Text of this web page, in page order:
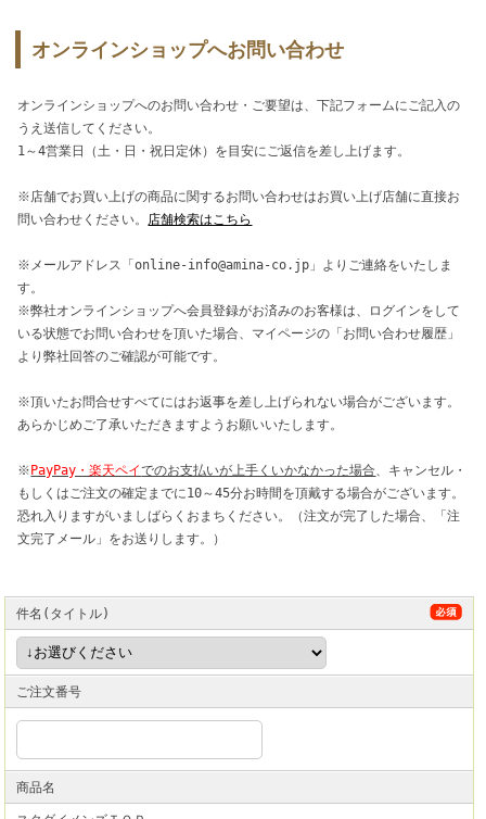
オンラインショップへお問い合わせ
オンラインショップへのお問い合わせ・ご要望は、下記フォームにご記入の
うえ送信してください。
1～4営業日（土・日・祝日定休）を目安にご返信を差し上げます。
※店舗でお買い上げの商品に関するお問い合わせはお買い上げ店舗に直接お
問い合わせください。 店舗検索はこちら
※メールアドレス「online-info@amina-co.jp」よりご連絡をいたしま
す。
※弊社オンラインショップへ会員登録がお済みのお客様は、ログインをして
いる状態でお問い合わせを頂いた場合、マイページの「お問い合わせ履歴」
より弊社回答のご確認が可能です。
※頂いたお問合せすべてにはお返事を差し上げられない場合がございます。
あらかじめご了承いただきますようお願いいたします。
※ PayPay・楽天ペイでのお支払いが上手くいかなかった場合、キャンセル・
もしくはご注文の確定までに10～45分お時間を頂戴する場合がございます。
恐れ入りますがいましばらくおまちください。（注文が完了した場合、「注
文完了メール」をお送りします。）
件名(タイトル)
ご注文番号
商品名